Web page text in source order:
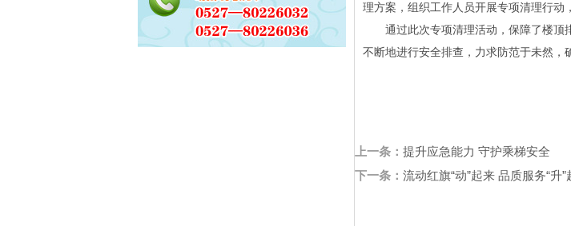
理方案，组织工作人员开展专项清理行动
通过此次专项清理活动，保障了楼顶
不断地进行安全排查，力求防范于未然，
上一条： 提升应急能力 守护乘梯安全
下一条： 流动红旗“动”起来 品质服务“升”